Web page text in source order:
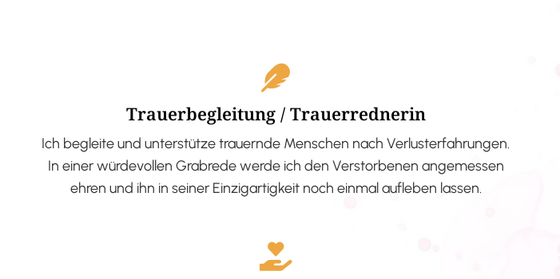
Trauerbegleitung / Trauerrednerin
Ich begleite und unterstütze trauernde Menschen nach Verlusterfahrungen.
In einer würdevollen Grabrede werde ich den Verstorbenen angemessen
ehren und ihn in seiner Einzigartigkeit noch einmal aufleben lassen.